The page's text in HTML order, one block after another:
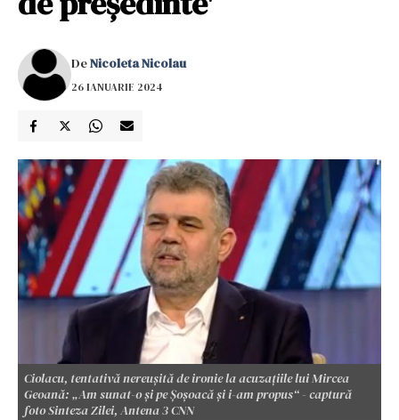
DeNicoleta Nicolau
26 IANUARIE 2024
Ciolacu, tentativă nereușită de ironie la acuzațiile lui Mircea
Geoană: „Am sunat-o și pe Şoşoacă și i-am propus“ - captură
foto Sinteza Zilei, Antena 3 CNN